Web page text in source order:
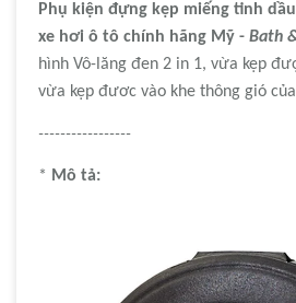
Phụ kiện đựng kẹp miếng tinh dầu
xe hơi ô tô chính hãng Mỹ - Bath
hình Vô-lăng đen 2 in 1, vừa kẹp
vừa kẹp đươc vào khe thông gió
-----------------
* Mô tả: